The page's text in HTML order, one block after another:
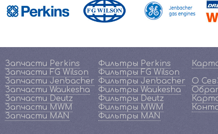
Запчасти Perkins
Запчасти FG Wilson
Запчасти Jenbacher
Запчасти Waukesha
Запчасти Deutz
Запчасти MWM
Запчасти MAN
Фильтры Perkins
Фильтры FG Wilson
Фильтры Jenbacher
Фильтры Waukesha
Фильтры Deutz
Фильтры MWM
Фильтры MAN
О